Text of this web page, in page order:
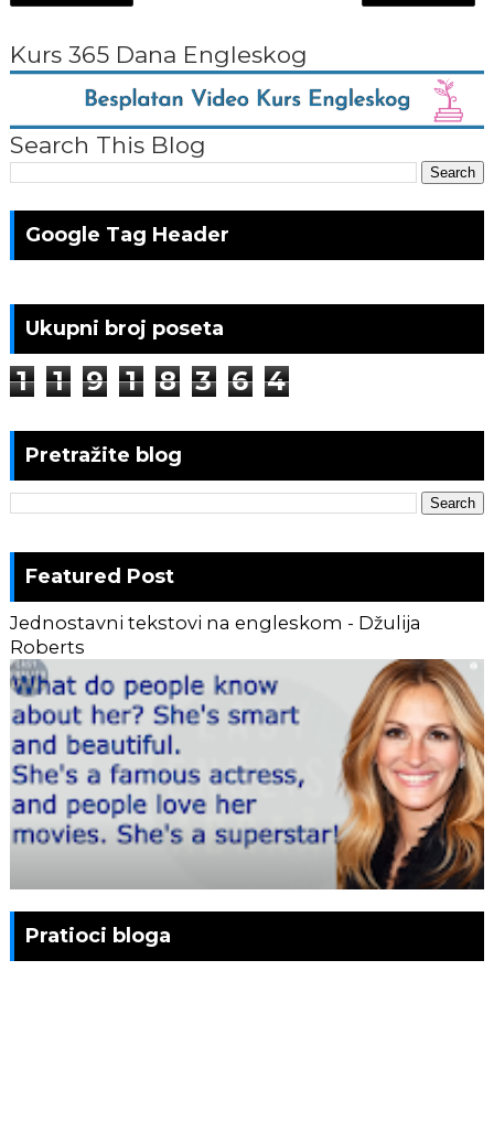
Kurs 365 Dana Engleskog
Search This Blog
Google Tag Header
Ukupni broj poseta
1 1 9 1 8 3 6 4
Pretražite blog
Featured Post
Jednostavni tekstovi na engleskom - Džulija
Roberts
Pratioci bloga